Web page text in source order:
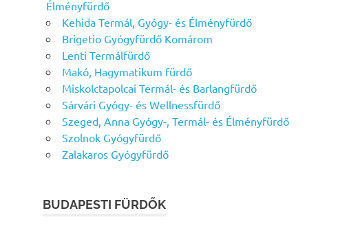
Élményfürdő
Kehida Termál, Gyógy- és Élményfürdő
Brigetio Gyógyfürdő Komárom
Lenti Termálfürdő
Makó, Hagymatikum fürdő
Miskolctapolcai Termál- és Barlangfürdő
Sárvári Gyógy- és Wellnessfürdő
Szeged, Anna Gyógy-, Termál- és Élményfürdő
Szolnok Gyógyfürdő
Zalakaros Gyógyfürdő
BUDAPESTI FÜRDŐK